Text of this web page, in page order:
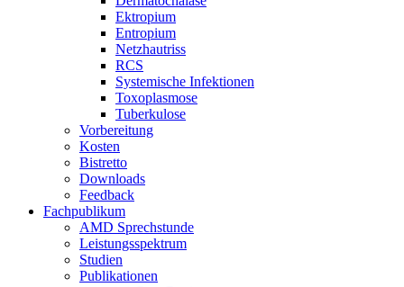
Ektropium
Entropium
Netzhautriss
RCS
Systemische Infektionen
Toxoplasmose
Tuberkulose
Vorbereitung
Kosten
Bistretto
Downloads
Feedback
Fachpublikum
AMD Sprechstunde
Leistungsspektrum
Studien
Publikationen